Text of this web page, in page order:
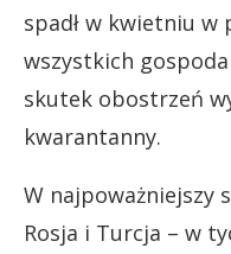
spadł w kwietniu w
wszystkich
skutek obostrzeń
kwarantanny.
W najpoważniejszy
Rosja i Turcja – w